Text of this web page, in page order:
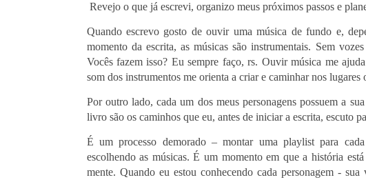
Revejo o que já escrevi, organizo meus próximos passos e
Quando escrevo gosto de ouvir uma música de fundo e,
momento da escrita, as músicas são instrumentais. Sem
Vocês fazem isso? Eu sempre faço, rs. Ouvir música me
som dos instrumentos me orienta a criar e caminhar nos
Por outro lado, cada um dos meus personagens possuem a
livro são os caminhos que eu, antes de iniciar a escrita, escuto
É um processo demorado – montar uma playlist para
escolhendo as músicas. É um momento em que a história
mente. Quando eu estou conhecendo cada personagem -